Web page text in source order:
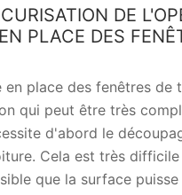
DE
PLACE DES
en place des fenêtres de
qui peut être très
d'abord le
Cela est très difficile
que la surface